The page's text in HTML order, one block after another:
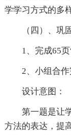
学学习方式的多
（四）、巩
1、完成65页
2、小组合作
设计意图：
第一题是让
方法的表达，提